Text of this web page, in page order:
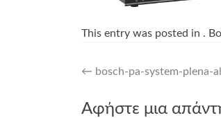
This entry was posted in .
Post
navigation
← bosch-pa-system-plena-
Αφήστε μια